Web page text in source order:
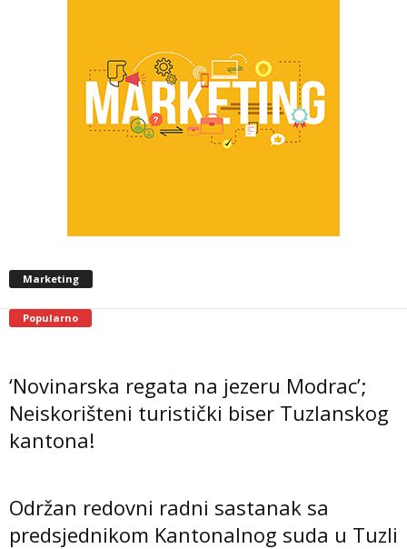
Marketing
Popularno
‘Novinarska regata na jezeru Modrac’;
Neiskorišteni turistički biser Tuzlanskog
kantona!
Održan redovni radni sastanak sa
predsjednikom Kantonalnog suda u Tuzli